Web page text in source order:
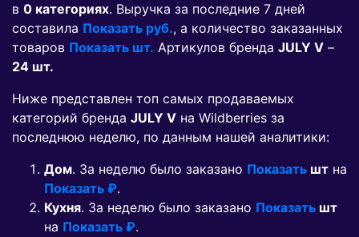
в 0 категориях. Выручка за последние 7 дней
составила Показать руб., а количество заказанных
товаров Показать шт. Артикулов бренда JULY V –
24 шт.
Ниже представлен топ самых продаваемых
категорий бренда JULY V на Wildberries за
последнюю неделю, по данным нашей аналитики:
Дом. За неделю было заказано Показать шт на
Показать ₽.
Кухня. За неделю было заказано Показать шт
на Показать ₽.